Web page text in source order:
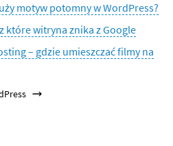
motyw potomny w WordPress?
które witryna znika z Google
– gdzie umieszczać filmy na